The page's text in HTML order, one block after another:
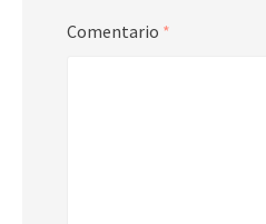
Comentario *